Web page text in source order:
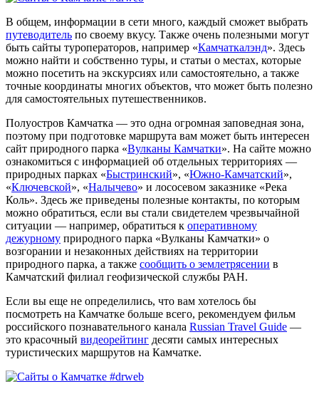
В общем, информации в сети много, каждый сможет выбрать
путеводитель по своему вкусу. Также очень полезными могут
быть сайты туроператоров, например «Камчаткалэнд». Здесь
можно найти и собственно туры, и статьи о местах, которые
можно посетить на экскурсиях или самостоятельно, а также
точные координаты многих объектов, что может быть полезно
для самостоятельных путешественников.
Полуостров Камчатка — это одна огромная заповедная зона,
поэтому при подготовке маршрута вам может быть интересен
сайт природного парка «Вулканы Камчатки». На сайте можно
ознакомиться с информацией об отдельных территориях —
природных парках «Быстринский», «Южно-Камчатский»,
«Ключевской», «Налычево» и лососевом заказнике «Река
Коль». Здесь же приведены полезные контакты, по которым
можно обратиться, если вы стали свидетелем чрезвычайной
ситуации — например, обратиться к оперативному
дежурному природного парка «Вулканы Камчатки» о
возгорании и незаконных действиях на территории
природного парка, а также сообщить о землетрясении в
Камчатский филиал геофизической службы РАН.
Если вы еще не определились, что вам хотелось бы
посмотреть на Камчатке больше всего, рекомендуем фильм
российского познавательного канала Russian Travel Guide —
это красочный видеорейтинг десяти самых интересных
туристических маршрутов на Камчатке.